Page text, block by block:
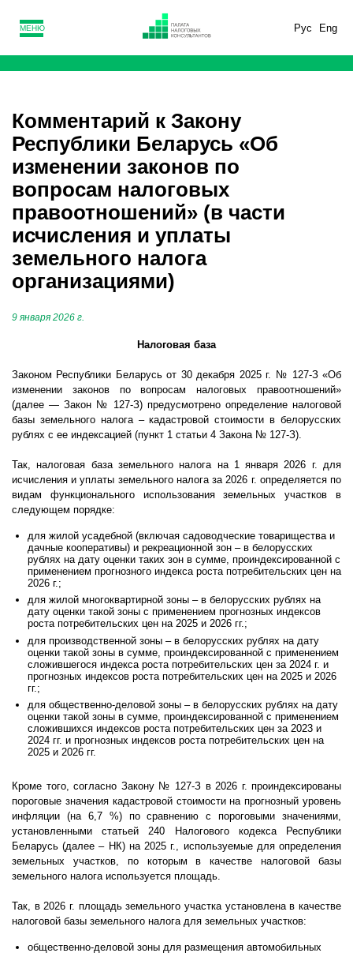
Рус Eng
МЕНЮ
Комментарий к Закону
Республики Беларусь «Об
изменении законов по
вопросам налоговых
правоотношений» (в части
исчисления и уплаты
земельного налога
организациями)
9 января 2026 г.
Налоговая база
Законом Республики Беларусь от 30 декабря 2025 г. № 127-З «Об
изменении законов по вопросам налоговых правоотношений»
(далее — Закон № 127-З) предусмотрено определение налоговой
базы земельного налога – кадастровой стоимости в белорусских
рублях с ее индексацией (пункт 1 статьи 4 Закона № 127-З).
Так, налоговая база земельного налога на 1 января 2026 г. для
исчисления и уплаты земельного налога за 2026 г. определяется по
видам функционального использования земельных участков в
следующем порядке:
для жилой усадебной (включая садоводческие товарищества и
дачные кооперативы) и рекреационной зон – в белорусских
рублях на дату оценки таких зон в сумме, проиндексированной с
применением прогнозного индекса роста потребительских цен на
2026 г.;
для жилой многоквартирной зоны – в белорусских рублях на
дату оценки такой зоны с применением прогнозных индексов
роста потребительских цен на 2025 и 2026 гг.;
для производственной зоны – в белорусских рублях на дату
оценки такой зоны в сумме, проиндексированной с применением
сложившегося индекса роста потребительских цен за 2024 г. и
прогнозных индексов роста потребительских цен на 2025 и 2026
гг.;
для общественно-деловой зоны – в белорусских рублях на дату
оценки такой зоны в сумме, проиндексированной с применением
сложившихся индексов роста потребительских цен за 2023 и
2024 гг. и прогнозных индексов роста потребительских цен на
2025 и 2026 гг.
Кроме того, согласно Закону № 127-З в 2026 г. проиндексированы
пороговые значения кадастровой стоимости на прогнозный уровень
инфляции (на 6,7 %) по сравнению с пороговыми значениями,
установленными статьей 240 Налогового кодекса Республики
Беларусь (далее – НК) на 2025 г., используемые для определения
земельных участков, по которым в качестве налоговой базы
земельного налога используется площадь.
Так, в 2026 г. площадь земельного участка установлена в качестве
налоговой базы земельного налога для земельных участков:
общественно-деловой зоны для размещения автомобильных